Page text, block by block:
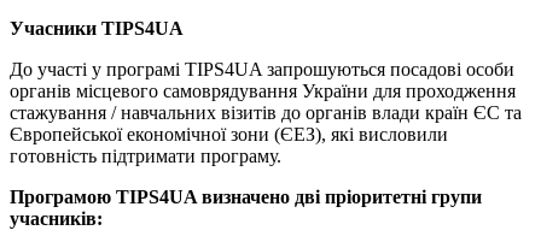
Учасники TIPS4UA
До участі у програмі TIPS4UA запрошуються посадові особи
органів місцевого самоврядування України для проходження
стажування / навчальних візитів до органів влади країн ЄС та
Європейської економічної зони (ЄЕЗ), які висловили
готовність підтримати програму.
Програмою TIPS4UA визначено дві пріоритетні групи
учасників: